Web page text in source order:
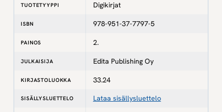
TUOTETYYPPI Digikirjat
ISBN 978-951-37-7797-5
PAINOS 2.
JULKAISIJA Edita Publishing Oy
KIRJASTOLUOKKA 33.24
SISÄLLYSLUETTELO Lataa sisällysluettelo